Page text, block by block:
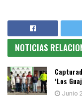
NOTICIAS
‘Los
Junio